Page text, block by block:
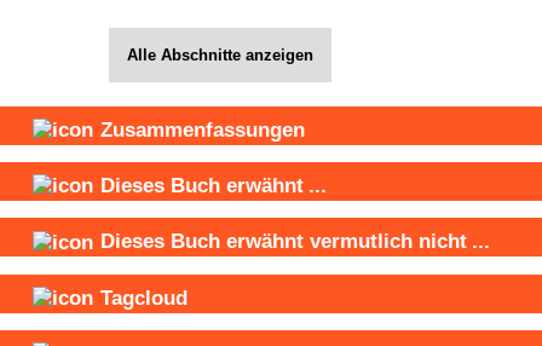
Alle Abschnitte anzeigen
Zusammenfassungen
Dieses Buch erwähnt ...
Dieses Buch erwähnt vermutlich nicht ...
Tagcloud